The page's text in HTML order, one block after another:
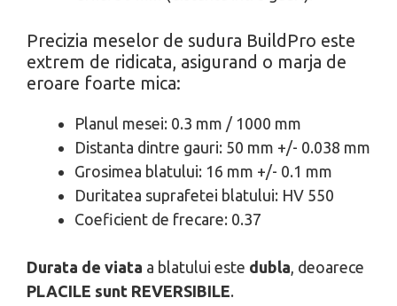
Precizia meselor de sudura BuildPro este
extrem de ridicata, asigurand o marja de
eroare foarte mica:
Planul mesei: 0.3 mm / 1000 mm
Distanta dintre gauri: 50 mm +/- 0.038 mm
Grosimea blatului: 16 mm +/- 0.1 mm
Duritatea suprafetei blatului: HV 550
Coeficient de frecare: 0.37
Durata de viata a blatului este dubla, deoarece
PLACILE sunt REVERSIBILE.